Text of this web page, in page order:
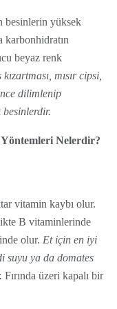
besinlerin yüksek
karbonhidratın
beyaz renk
mısır cipsi,
dilimlenip
besinlerdir.
Nelerdir?
vitamin kaybı olur.
B vitaminlerinde
olur. Et için en iyi
suyu ya da domates
Fırında üzeri kapalı bir